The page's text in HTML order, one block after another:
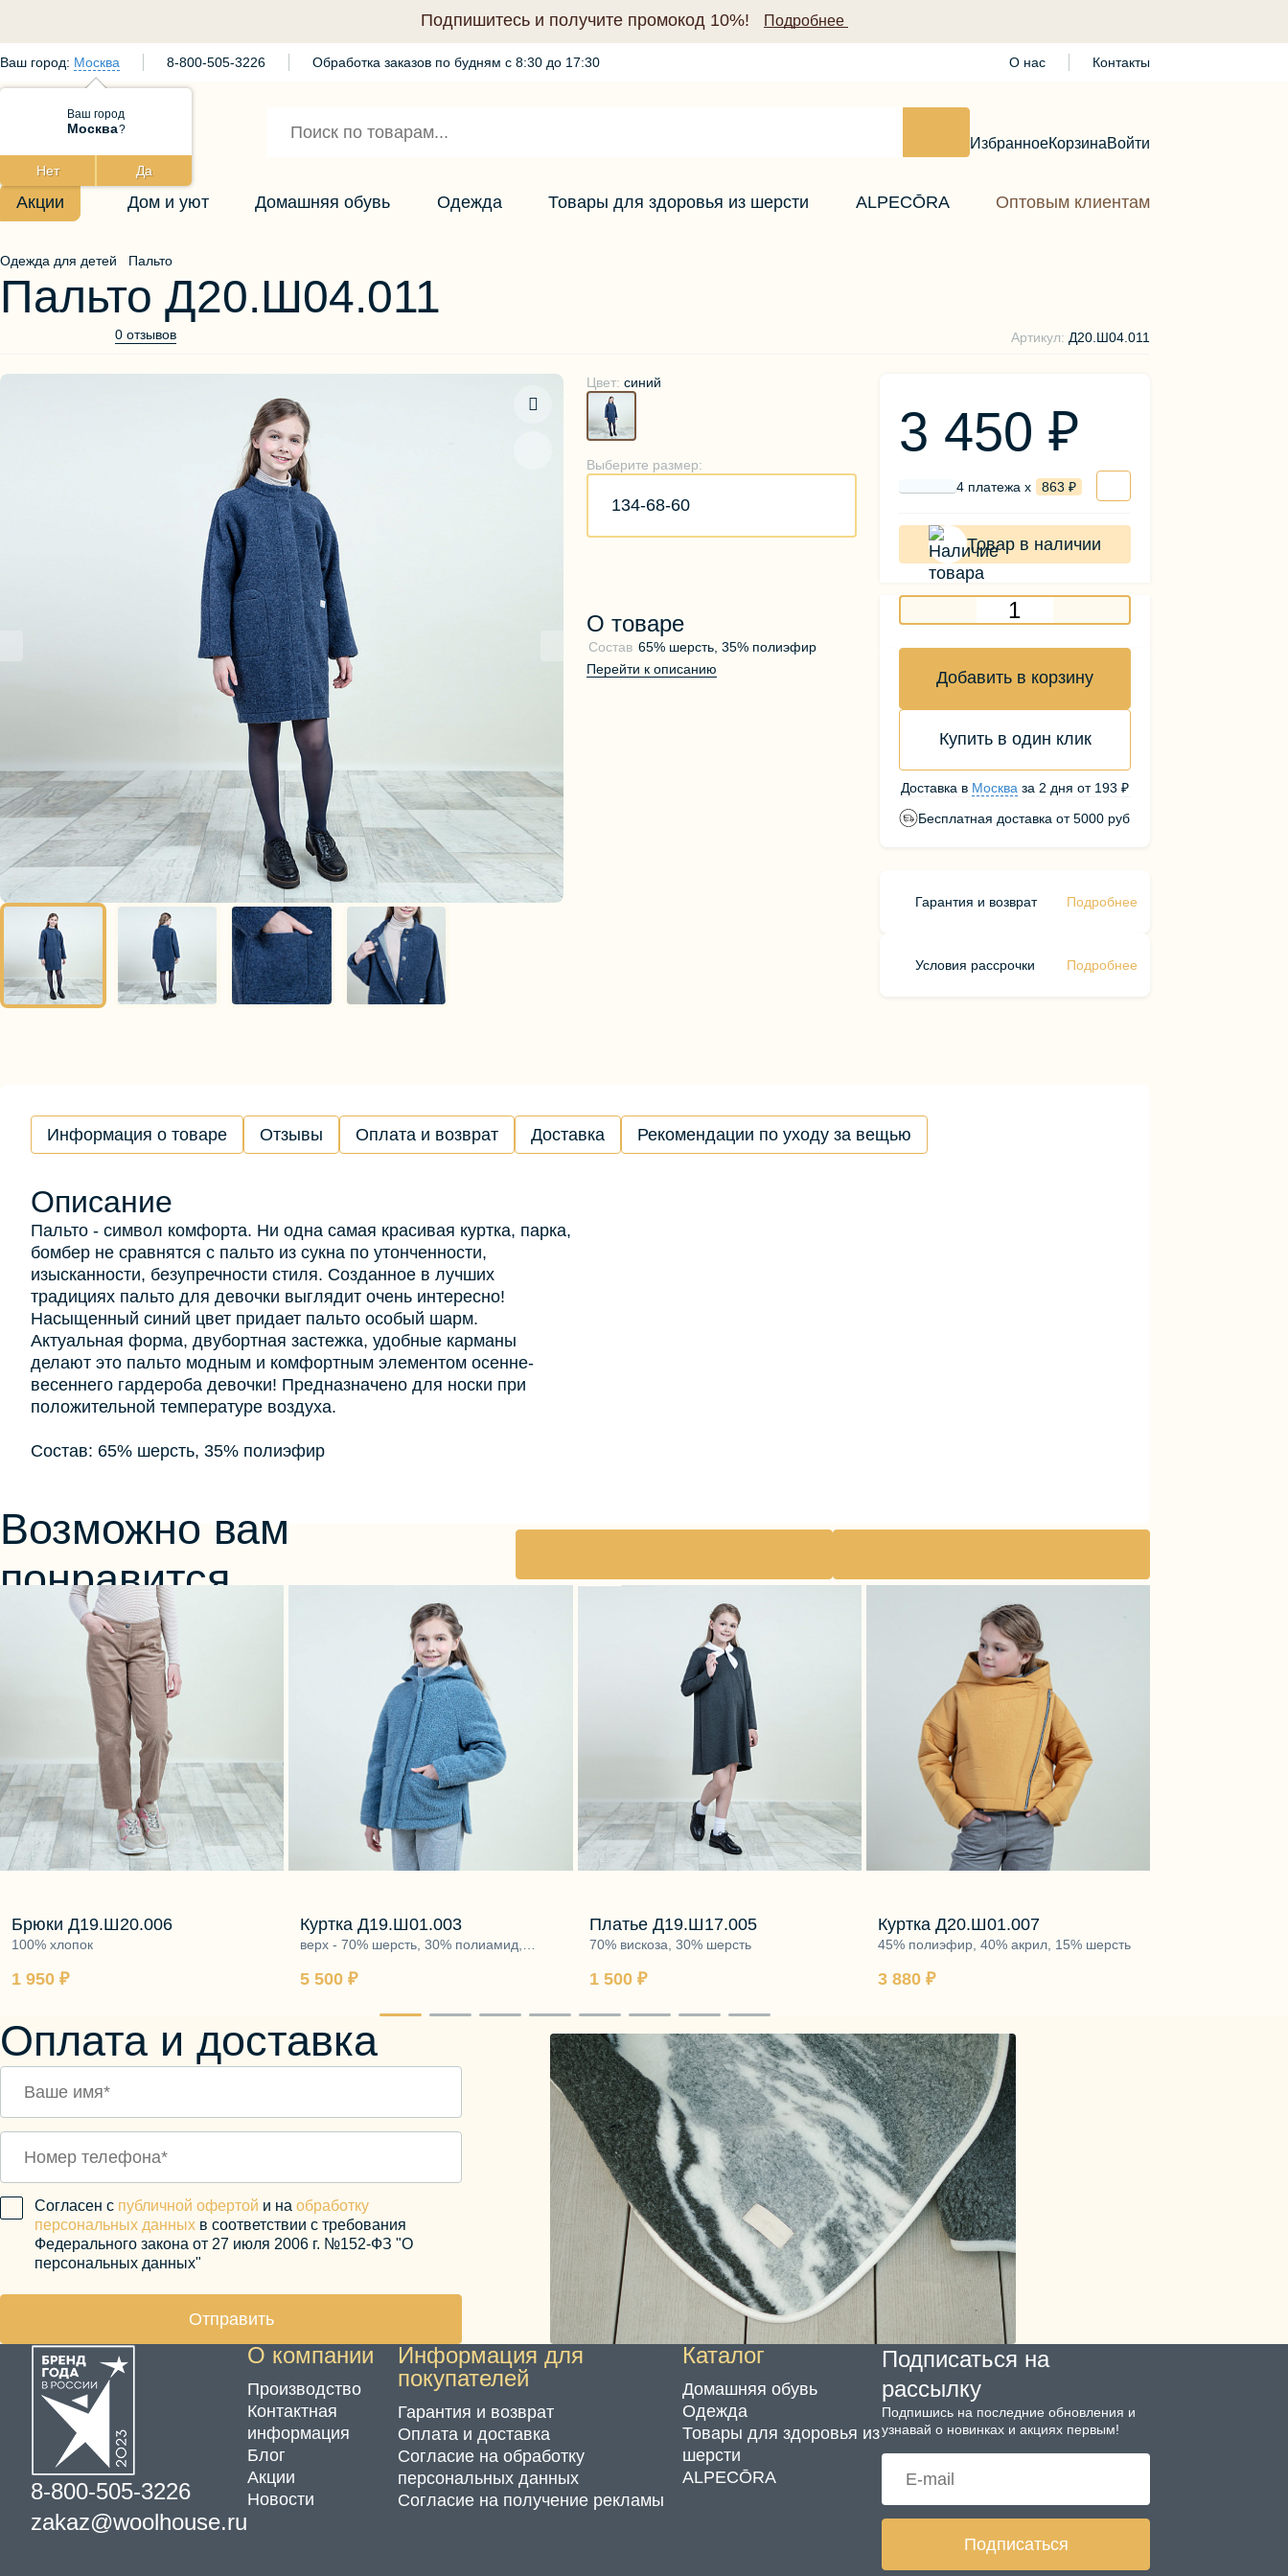
Подпишитесь и получите промокод 10%! Подробнее
Ваш город: Москва
Ваш город
Москва?
Нет Да
8-800-505-3226 Обработка заказов по будням с 8:30 до 17:30 О нас Контакты
ИзбранноеКорзинаВойти
Акции Дом и уют Домашняя обувь Одежда Товары для здоровья из шерсти ALPECŌRA Оптовым клиентам
Одежда для детей Пальто
Пальто Д20.Ш04.011
0 отзывов Артикул: Д20.Ш04.011
Цвет: синий
Выберите размер:
134-68-60
О товаре
Состав 65% шерсть, 35% полиэфир
Перейти к описанию
3 450 ₽
4 платежа х 863 ₽
Товар в наличии
Добавить в корзину
Купить в один клик
Доставка в Москва за 2 дня от 193 ₽
Бесплатная доставка от 5000 руб
Гарантия и возврат Подробнее
Условия рассрочки Подробнее
Информация о товаре Отзывы Оплата и возврат Доставка Рекомендации по уходу за вещью
Описание
Пальто - символ комфорта. Ни одна самая красивая куртка, парка,
бомбер не сравнятся с пальто из сукна по утонченности,
изысканности, безупречности стиля. Созданное в лучших
традициях пальто для девочки выглядит очень интересно!
Насыщенный синий цвет придает пальто особый шарм.
Актуальная форма, двубортная застежка, удобные карманы
делают это пальто модным и комфортным элементом осенне-
весеннего гардероба девочки! Предназначено для носки при
положительной температуре воздуха.
Состав: 65% шерсть, 35% полиэфир
Возможно вам
понравится
1 950 ₽
Брюки Д19.Ш20.006
100% хлопок
5 500 ₽
Куртка Д19.Ш01.003
верх - 70% шерсть, 30% полиамид,
70% шерсть, 30% виско
1 500 ₽
Платье Д19.Ш17.005
70% вискоза, 30% шерсть
3 880 ₽
Куртка Д20.Ш01.007
45% полиэфир, 40% акрил, 15% шерсть
Оплата и доставка
Согласен с публичной офертой и на обработку
персональных данных в соответствии с требования
Федерального закона от 27 июля 2006 г. №152-ФЗ "О
персональных данных"
Отправить
8-800-505-3226
zakaz@woolhouse.ru
О компании
Производство
Контактная
информация
Блог
Акции
Новости
Информация для
покупателей
Гарантия и возврат
Оплата и доставка
Согласие на обработку
персональных данных
Согласие на получение рекламы
Каталог
Домашняя обувь
Одежда
Товары для здоровья из
шерсти
ALPECŌRA
Подписаться на
рассылку
Подпишись на последние обновления и
узнавай о новинках и акциях первым!
Подписаться